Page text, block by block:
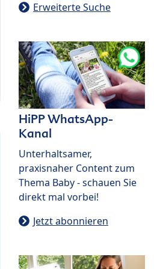
Erweiterte Suche
HiPP WhatsApp-
Kanal
Unterhaltsamer,
praxisnaher Content zum
Thema Baby - schauen Sie
direkt mal vorbei!
Jetzt abonnieren